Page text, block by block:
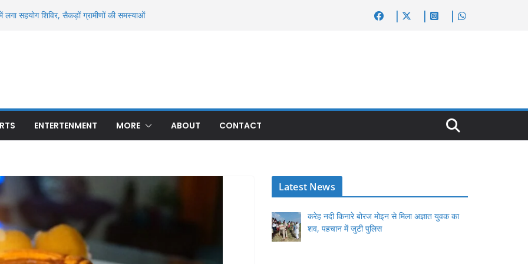
लगा सहयोग शिविर, सैकड़ों ग्रामीणों की समस्याओं
मौत से सनसनी, ओढ़नी के फंदे से लटका मिला शव;
घायल
के निर्देश
ENTERTENMENT MORE ABOUT CONTACT
Latest News
करेह नदी किनारे बोरज मोइन से मिला अज्ञात युवक का
शव, पहचान में जुटी पुलिस